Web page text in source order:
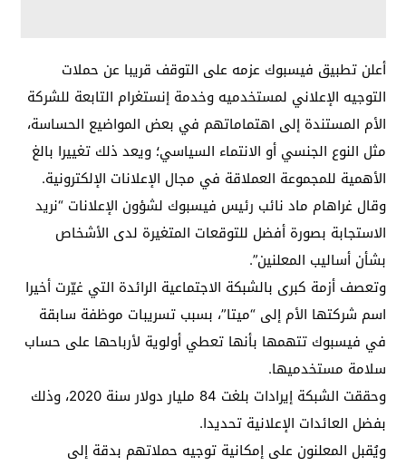
أعلن تطبيق فيسبوك عزمه على التوقف قريبا عن حملات
التوجيه الإعلاني لمستخدميه وخدمة إنستغرام التابعة للشركة
الأم المستندة إلى اهتماماتهم في بعض المواضيع الحساسة،
مثل النوع الجنسي أو الانتماء السياسي؛ ويعد ذلك تغييرا بالغ
الأهمية للمجموعة العملاقة في مجال الإعلانات الإلكترونية.
وقال غراهام ماد نائب رئيس فيسبوك لشؤون الإعلانات “نريد
الاستجابة بصورة أفضل للتوقعات المتغيرة لدى الأشخاص
بشأن أساليب المعلنين”.
وتعصف أزمة كبرى بالشبكة الاجتماعية الرائدة التي غيّرت أخيرا
اسم شركتها الأم إلى “ميتا”، بسبب تسريبات موظفة سابقة
في فيسبوك تتهمها بأنها تعطي أولوية لأرباحها على حساب
سلامة مستخدميها.
وحققت الشبكة إيرادات بلغت 84 مليار دولار سنة 2020، وذلك
بفضل العائدات الإعلانية تحديدا.
ويُقبل المعلنون على إمكانية توجيه حملاتهم بدقة إلى